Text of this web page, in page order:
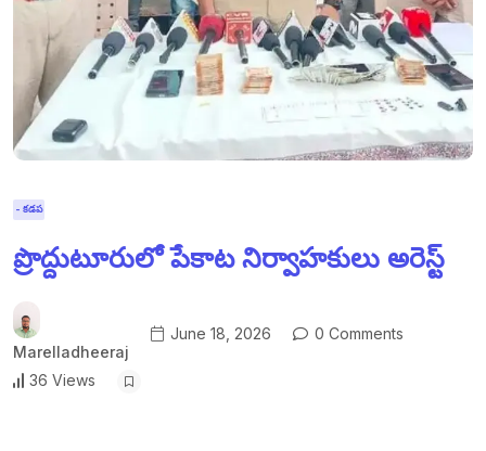
- కడప
ప్రొద్దుటూరులో పేకాట నిర్వాహకులు అరెస్ట్
Marelladheeraj
June 18, 2026 0 Comments
36 Views